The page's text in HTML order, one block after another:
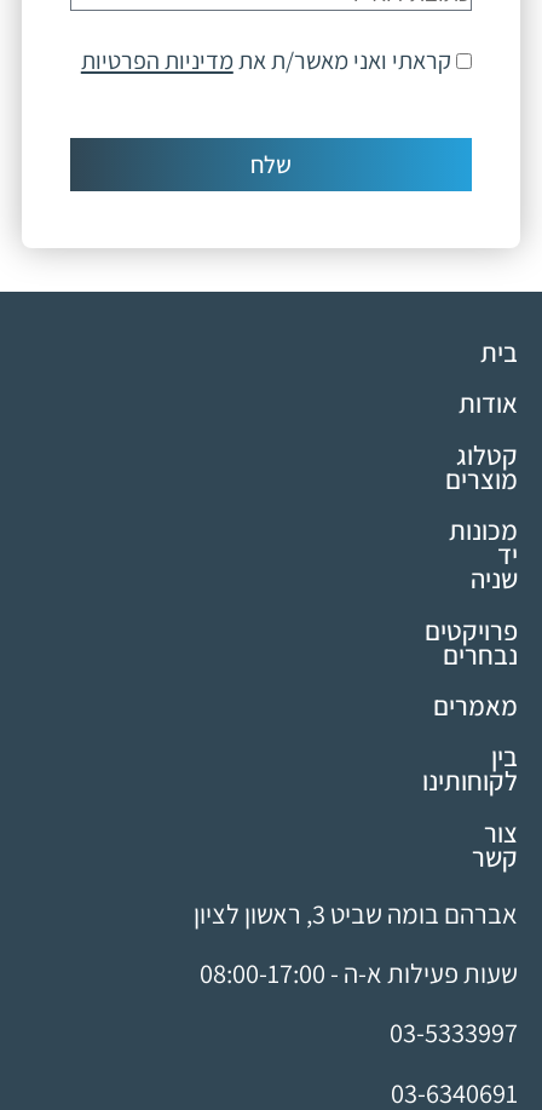
קראתי ואני מאשר/ת אתמדיניות הפרטיות
שלח
בית
אודות
קטלוג
מוצרים
מכונות
יד
שניה
פרויקטים
נבחרים
מאמרים
בין
לקוחותינו
צור
קשר
אברהם בומה שביט 3, ראשון לציון
שעות פעילות א-ה - 08:00-17:00
03-5333997
03-6340691